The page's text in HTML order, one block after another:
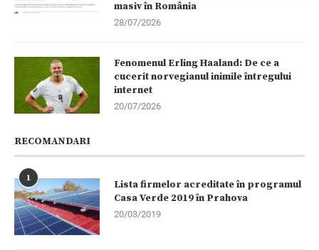
masiv în România
28/07/2026
Fenomenul Erling Haaland: De ce a
cucerit norvegianul inimile întregului
internet
20/07/2026
RECOMANDARI
1
Lista firmelor acreditate în programul
Casa Verde 2019 în Prahova
20/03/2019